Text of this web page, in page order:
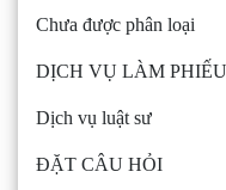
Chưa được phân loại
DỊCH VỤ LÀM
Dịch vụ luật sư
ĐẶT CÂU HỎI